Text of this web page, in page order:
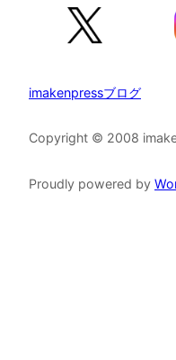
imakenpressブログ
Copyright © 2008
Proudly powered by